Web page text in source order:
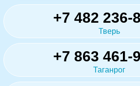
+7 482 236-
Тверь
+7 863 461-
Таганрог